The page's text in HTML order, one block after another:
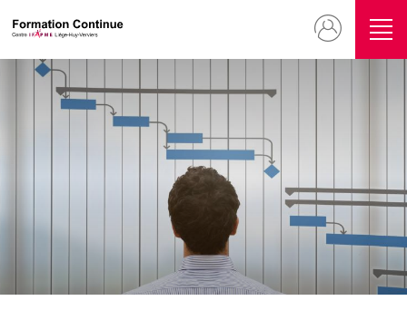
au
contenu
principal
Menu
du
Image